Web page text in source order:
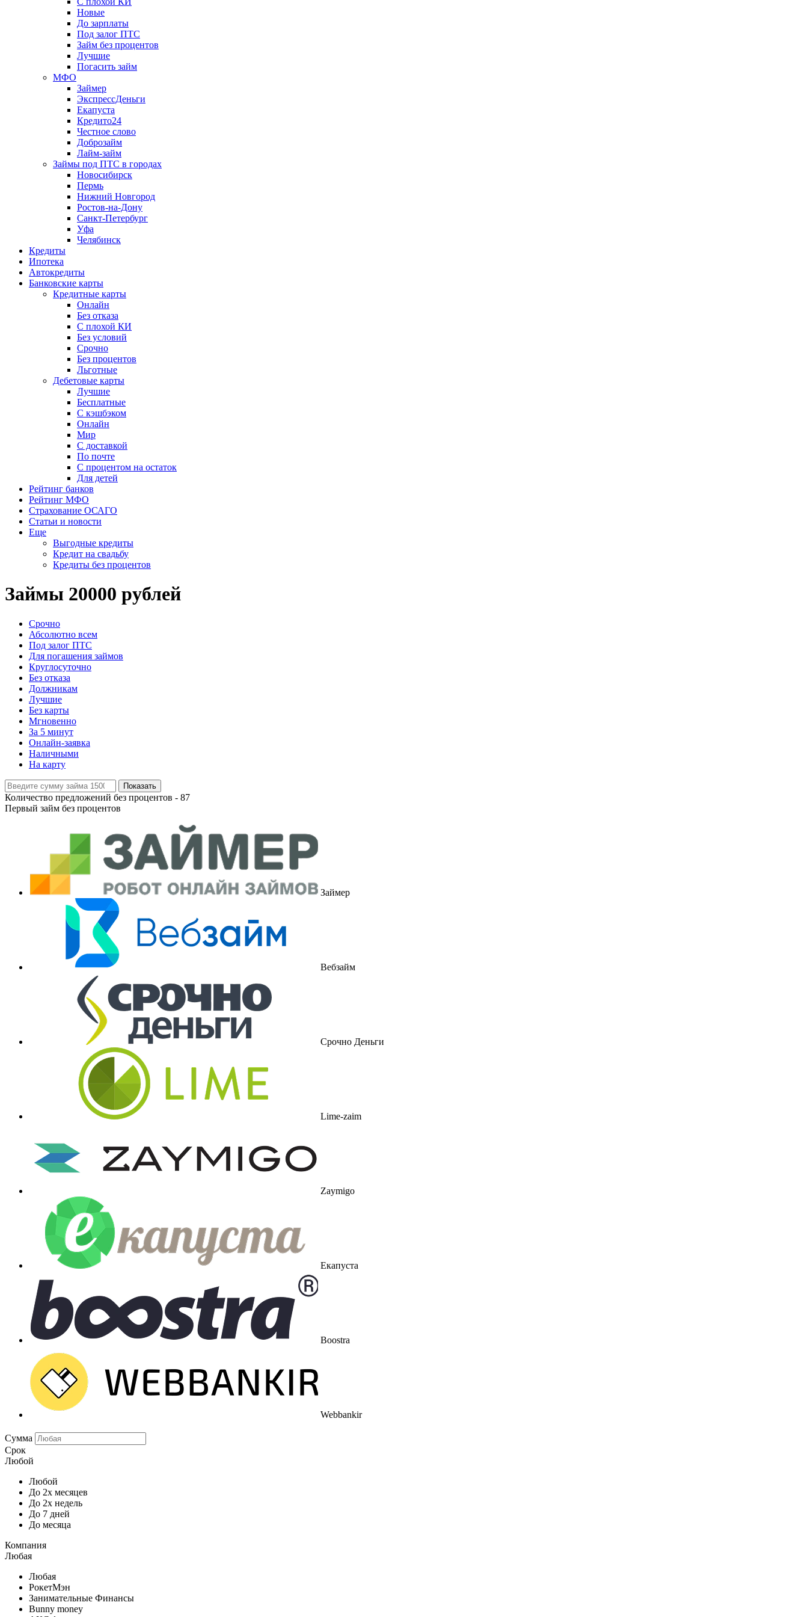
Новые
До зарплаты
Под залог ПТС
Займ без процентов
Лучшие
Погасить займ
МФО
Займер
ЭкспрессДеньги
Екапуста
Кредито24
Честное слово
Доброзайм
Лайм-займ
Займы под ПТС в городах
Новосибирск
Пермь
Нижний Новгород
Ростов-на-Дону
Санкт-Петербург
Уфа
Челябинск
Кредиты
Ипотека
Автокредиты
Банковские карты
Кредитные карты
Онлайн
Без отказа
С плохой КИ
Без условий
Срочно
Без процентов
Льготные
Дебетовые карты
Лучшие
Бесплатные
С кэшбэком
Онлайн
Мир
С доставкой
По почте
С процентом на остаток
Для детей
Рейтинг банков
Рейтинг МФО
Страхование ОСАГО
Статьи и новости
Еще
Выгодные кредиты
Кредит на свадьбу
Кредиты без процентов
Займы 20000 рублей
Срочно
Абсолютно всем
Под залог ПТС
Для погашения займов
Круглосуточно
Без отказа
Должникам
Лучшие
Без карты
Мгновенно
За 5 минут
Онлайн-заявка
Наличными
На карту
Показать
Количество предложений без процентов - 87
Первый займ без процентов
Займер
Вебзайм
Срочно Деньги
Lime-zaim
Zaymigo
Екапуста
Boostra
Webbankir
Сумма
Срок
Любой
Любой
До 2х месяцев
До 2х недель
До 7 дней
До месяца
Компания
Любая
Любая
РокетМэн
Занимательные Финансы
Bunny money